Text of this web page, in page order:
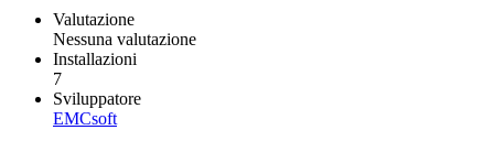
Valutazione
Nessuna valutazione
Installazioni
7
Sviluppatore
EMCsoft